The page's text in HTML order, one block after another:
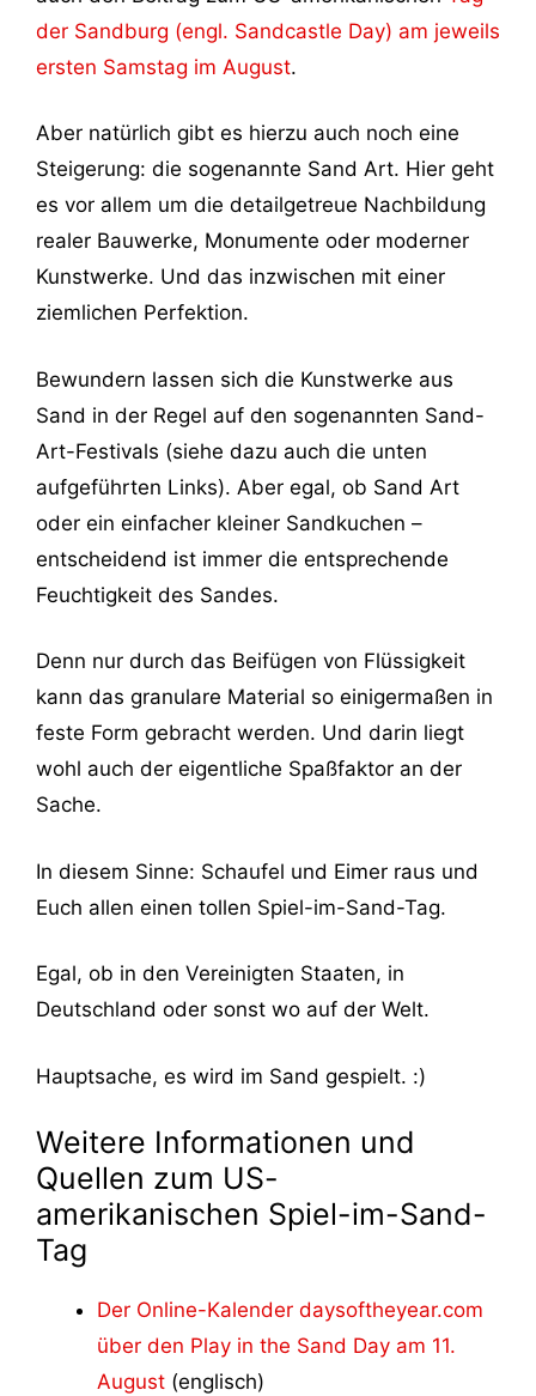
der Sandburg (engl. Sandcastle Day) am jeweils
ersten Samstag im August.
Aber natürlich gibt es hierzu auch noch eine
Steigerung: die sogenannte Sand Art. Hier geht
es vor allem um die detailgetreue Nachbildung
realer Bauwerke, Monumente oder moderner
Kunstwerke. Und das inzwischen mit einer
ziemlichen Perfektion.
Bewundern lassen sich die Kunstwerke aus
Sand in der Regel auf den sogenannten Sand-
Art-Festivals (siehe dazu auch die unten
aufgeführten Links). Aber egal, ob Sand Art
oder ein einfacher kleiner Sandkuchen –
entscheidend ist immer die entsprechende
Feuchtigkeit des Sandes.
Denn nur durch das Beifügen von Flüssigkeit
kann das granulare Material so einigermaßen in
feste Form gebracht werden. Und darin liegt
wohl auch der eigentliche Spaßfaktor an der
Sache.
In diesem Sinne: Schaufel und Eimer raus und
Euch allen einen tollen Spiel-im-Sand-Tag.
Egal, ob in den Vereinigten Staaten, in
Deutschland oder sonst wo auf der Welt.
Hauptsache, es wird im Sand gespielt. :)
Weitere Informationen und
Quellen zum US-
amerikanischen Spiel-im-Sand-
Tag
Der Online-Kalender daysoftheyear.com
über den Play in the Sand Day am 11.
August (englisch)